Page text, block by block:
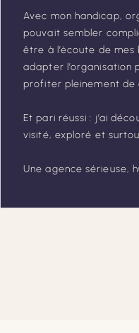
Avec mon handicap,
pouvait sembler
être à l’écoute de
adapter l’organisation
profiter pleinement
Et pari réussi : j’ai
visité, exploré et
Une agence sérieuse,
Merci Keikakou
rêve